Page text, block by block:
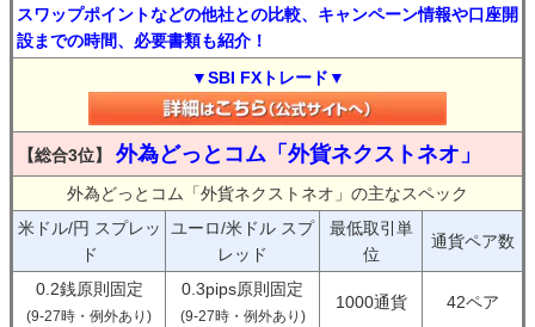
スワップポイントなどの他社との比較、キャンペーン情報や口座開
設までの時間、必要書類も紹介！
▼SBI FXトレード▼
【総合3位】 外為どっとコム「外貨ネクストネオ」
外為どっとコム「外貨ネクストネオ」の主なスペック
米ドル/円 スプレッ
ド
ユーロ/米ドル スプ
レッド
最低取引単
位
通貨ペア数
0.2銭原則固定
(9-27時・例外あり)
0.3pips原則固定
(9-27時・例外あり)
1000通貨 42ペア